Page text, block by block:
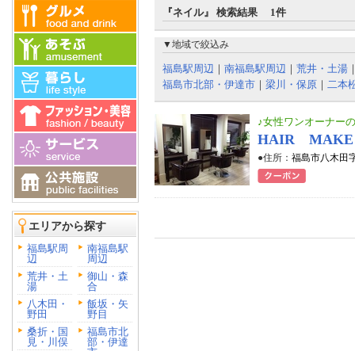
エリアから探す
福島駅周
辺
南福島駅
周辺
荒井・土
湯
御山・森
合
八木田・
野田
飯坂・矢
野目
桑折・国
見・川俣
福島市北
部・伊達
『ネイル』 検索結果 1件
▼地域で絞込み
福島駅周辺 ｜ 南福島駅周辺 ｜ 荒井・土湯
福島市北部・伊達市 ｜ 梁川・保原 ｜ 二本
♪女性ワンオーナー
HAIR MAKE
●住所： 福島市八木田